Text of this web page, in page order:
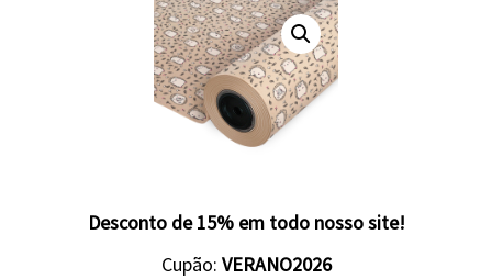
Desconto de 15% em todo nosso site!
Cupão: VERANO2026